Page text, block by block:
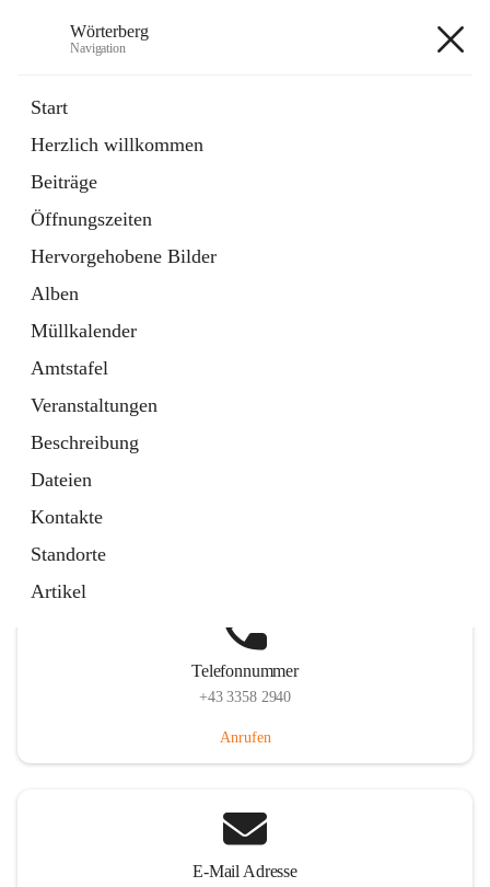
Wörterberg
Navigation
Start
Herzlich willkommen
Beiträge
Öffnungszeiten
Hervorgehobene Bilder
Alben
Müllkalender
Amtstafel
Veranstaltungen
Beschreibung
Dateien
Kontakte
Standorte
Artikel
5 Schnellzugriffe
Bürgerservice
9 Schnellzugriffe
Telefonnummer
+43 3358 2940
Anrufen
E-Mail Adresse